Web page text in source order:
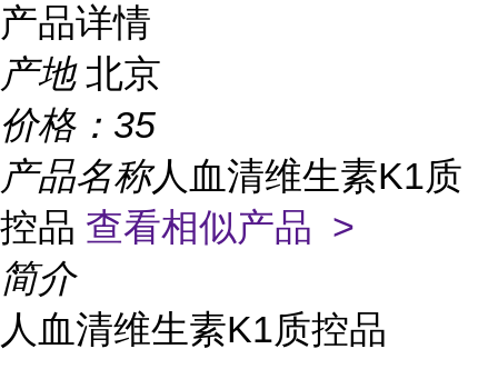
产品详情
产地 北京
价格： 35
产品名称人血清维生素K1质
控品 查看相似产品 >
简介
人血清维生素K1质控品